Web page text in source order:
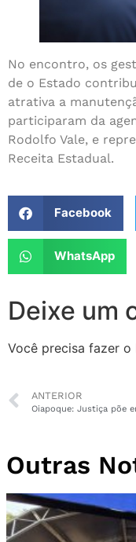
No encontro, os
de o Estado
atrativa a
participaram da
Rodolfo Vale, e
Receita Estadual.
Facebook
WhatsApp
Deixe um
Você precisa fazer o
ANTERIOR
Outras